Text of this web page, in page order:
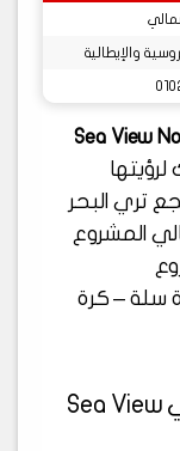
والإيطالية
تري البحر
من إجمالي المشروع
سلة – كرة
موقع سي فيو الساحل الشمالي Sea View